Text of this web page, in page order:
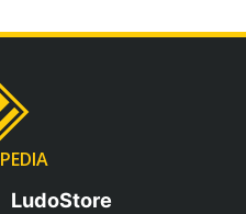
PEDIA
LudoStore